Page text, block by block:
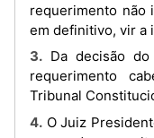
requerimento não
em definitivo, vir a
3. Da decisão do Juiz Presidente que indefere o
requerimento
Tribunal
4. O Juiz Presidente do Tribunal Constitucional pode,